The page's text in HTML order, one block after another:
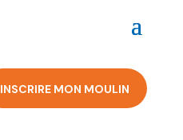
INSCRIRE MON MOULIN